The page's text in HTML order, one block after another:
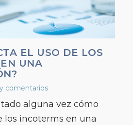
EL USO DE LOS
UNA
comentarios
alguna vez cómo
los incoterms en una